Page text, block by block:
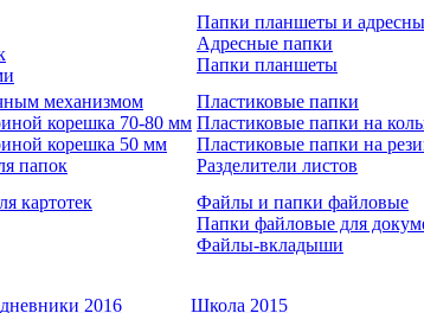
Папки планшеты и
Адресные папки
Папки планшеты
механизмом
корешка 70-80 мм
корешка 50 мм
папок
Пластиковые папки
Пластиковые папки на
Пластиковые папки на
Разделители листов
картотек
Файлы и папки файловые
Папки файловые для
Файлы-вкладыши
2016
Школа 2015